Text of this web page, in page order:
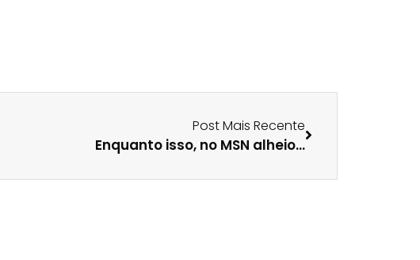
Post Mais Recente
Enquanto isso, no MSN alheio…